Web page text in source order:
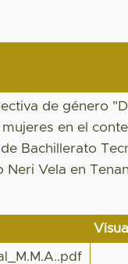
de género
en el
Bachillerato
Neri Vela en